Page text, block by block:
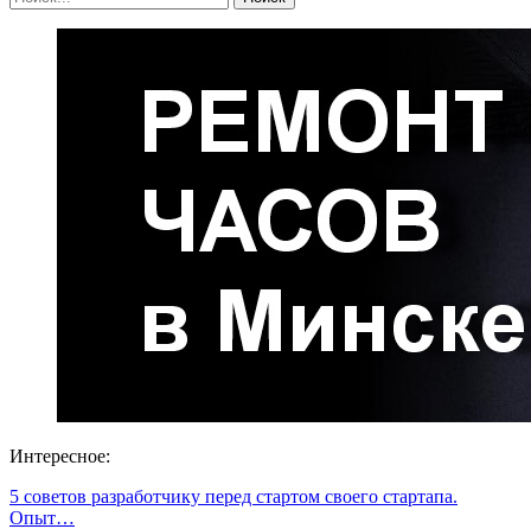
Интересное:
5 советов разработчику перед стартом своего стартапа.
Опыт…